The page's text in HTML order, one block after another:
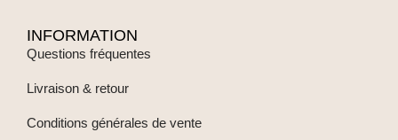
INFORMATION
Questions fréquentes
Livraison & retour
Conditions générales de vente